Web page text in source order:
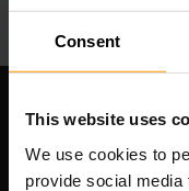
Consent
This website uses
We use cookies to
provide social media
Нашата